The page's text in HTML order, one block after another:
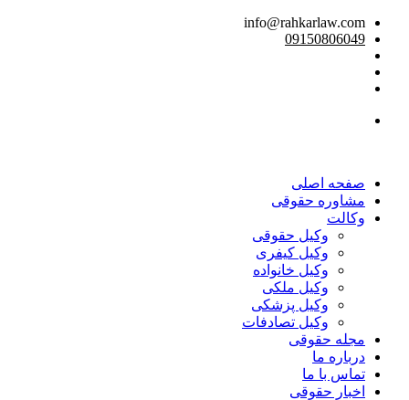
info@rahkarlaw.com
09150806049
صفحه اصلی
مشاوره حقوقی
وکالت
وکیل حقوقی
وکیل کیفری
وکیل خانواده
وکیل ملکی
وکیل پزشکی
وکیل تصادفات
مجله حقوقی
درباره ما
تماس با ما
اخبار حقوقی